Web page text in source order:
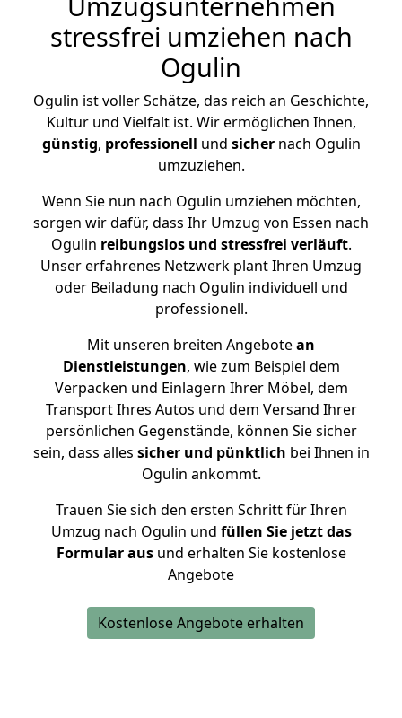
stressfrei umziehen nach
Ogulin
Ogulin ist voller Schätze, das reich an Geschichte,
Kultur und Vielfalt ist. Wir ermöglichen Ihnen,
günstig, professionell und sichernach Ogulin
umzuziehen.
Wenn Sie nun nach Ogulin umziehen möchten,
sorgen wir dafür, dass Ihr Umzug von Essen nach
Ogulin reibungslos und stressfrei verläuft.
Unser erfahrenes Netzwerk plant Ihren Umzug
oder Beiladung nach Ogulin individuell und
professionell.
Mit unseren breiten Angebotean
Dienstleistungen, wie zum Beispiel dem
Verpacken und Einlagern Ihrer Möbel, dem
Transport Ihres Autos und dem Versand Ihrer
persönlichen Gegenstände, können Sie sicher
sein, dass alles sicher und pünktlich bei Ihnen in
Ogulin ankommt.
Trauen Sie sich den ersten Schritt für Ihren
Umzug nach Ogulin und füllen Sie jetzt das
Formular ausund erhalten Sie kostenlose
Angebote
Kostenlose Angebote erhalten